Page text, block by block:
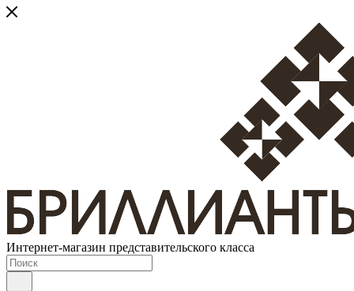
Интернет-магазин представительского класса